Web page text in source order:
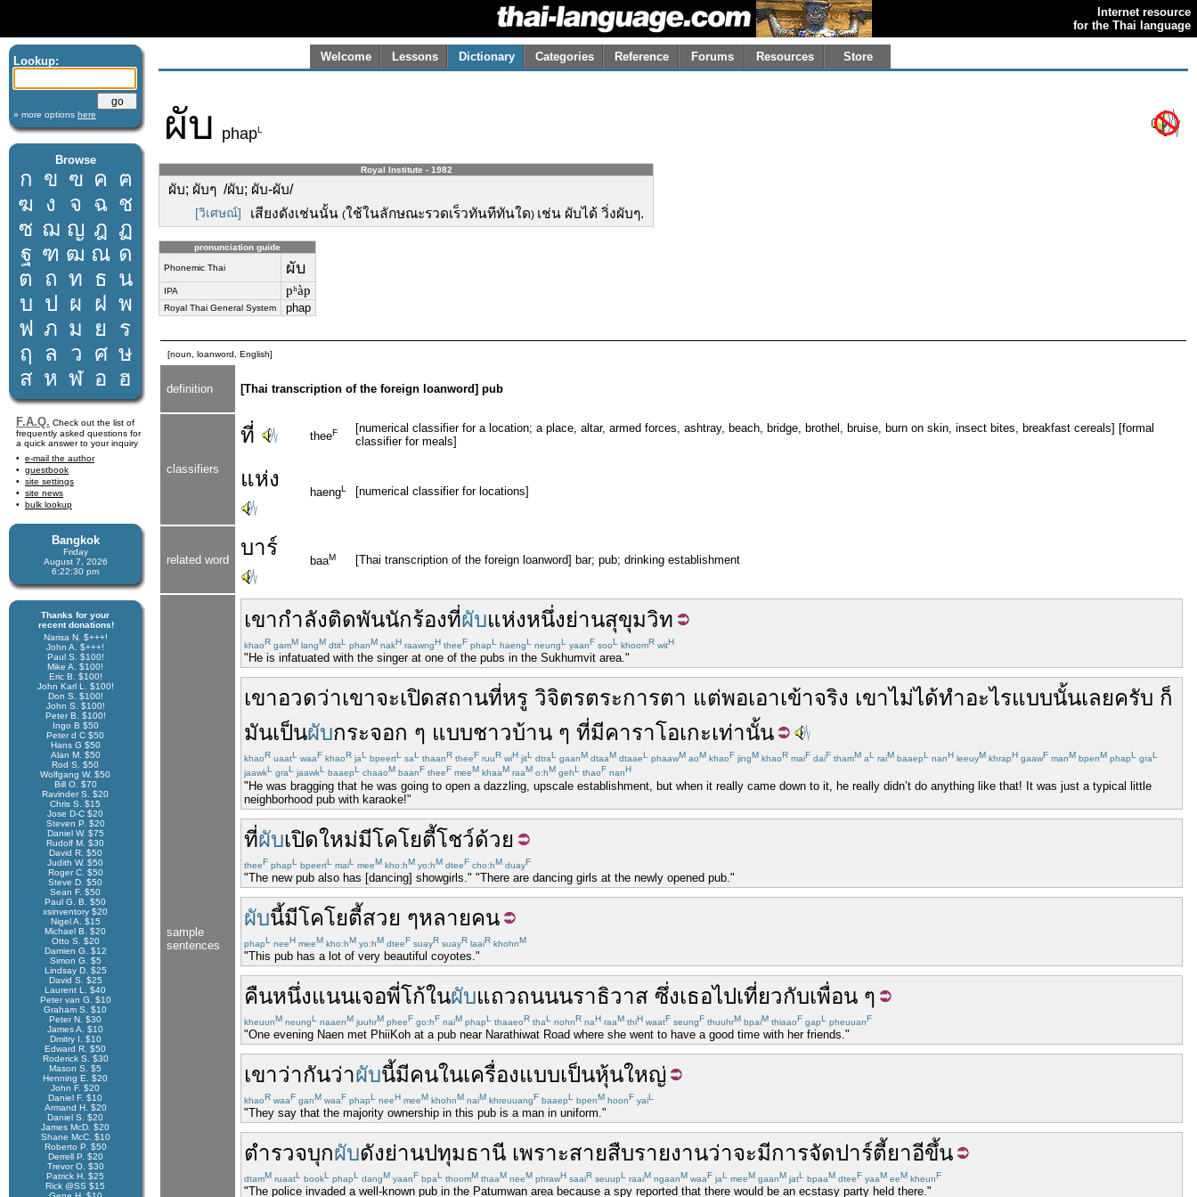
Internet resource
for the Thai language
Lookup:
» more options here
Browse
ก ข ฃ ค ฅ
ฆ ง จ ฉ ช
ซ ฌ ญ ฎ ฏ
ฐ ฑ ฒ ณ ด
ต ถ ท ธ น
บ ป ผ ฝ พ
ฟ ภ ม ย
ร
ฤ
ล ว ศ ษ
ส ห ฬ อ ฮ
F.A.Q. Check out the list of
frequently asked questions for
a quick answer to your inquiry
e-mail the author
guestbook
site settings
site news
bulk lookup
Bangkok
Friday
August 7, 2026
6:22:31 pm
Thanks for your
recent donations!
Narisa N. $+++!
John A. $+++!
Paul S. $100!
Mike A. $100!
Eric B. $100!
John Karl L. $100!
Don S. $100!
John S. $100!
Peter B. $100!
Ingo B $50
Peter d C $50
Hans G $50
Alan M. $50
Rod S. $50
Wolfgang W. $50
Bill O. $70
Ravinder S. $20
Chris S. $15
Jose D-C $20
Steven P. $20
Daniel W. $75
Rudolf M. $30
David R. $50
Judith W. $50
Roger C. $50
Steve D. $50
Sean F. $50
Paul G. B. $50
xsinventory $20
Nigel A. $15
Michael B. $20
Otto S. $20
Damien G. $12
Simon G. $5
Lindsay D. $25
David S. $25
Laurent L. $40
Peter van G. $10
Graham S. $10
Peter N. $30
James A. $10
Dmitry I. $10
Edward R. $50
Roderick S. $30
Mason S. $5
Henning E. $20
John F. $20
Daniel F. $10
Armand H. $20
Daniel S. $20
James McD. $20
Shane McC. $10
Roberto P. $50
Derrell P. $20
Trevor O. $30
Patrick H. $25
Rick @SS $15
Welcome Lessons Dictionary Categories Reference Forums Resources Store
ผับ phapL
Royal Institute - 1982
ผับ; ผับๆ /ผับ; ผับ-ผับ/
[วิเศษณ์] เสียงดังเช่นนั้น (ใช้ในลักษณะรวดเร็วทันทีทันใด) เช่น ผับได้ วิ่งผับๆ.
pronunciation guide
Phonemic Thai ผับ
IPA pʰàp
Royal Thai General System phap
[noun, loanword, English]
definition [Thai transcription of the foreign loanword] pub
classifiers
ที่ theeF
[numerical classifier for a location; a place, altar, armed forces, ashtray, beach, bridge, brothel, bruise, burn on skin, insect bites, breakfast cereals] [formal
classifier for meals]
แห่ง
haengL [numerical classifier for locations]
related word
บาร์
baaM [Thai transcription of the foreign loanword] bar; pub; drinking establishment
sample
sentences
เขากำลังติดพันนักร้องที่ผับแห่งหนึ่งย่านสุขุมวิท
khaoR gamM langM dtitL phanM nakH raawngH theeF phapL haengL neungL yaanF sooL khoomR witH
"He is infatuated with the singer at one of the pubs in the Sukhumvit area."
เขาอวดว่าเขาจะเปิดสถานที่หรู วิจิตรตระการตา แต่พอเอาเข้าจริง เขาไม่ได้ทำอะไรแบบนั้นเลยครับ ก็
มันเป็นผับกระจอก ๆ แบบชาวบ้าน ๆ ที่มีคาราโอเกะเท่านั้น
khaoR uaatL waaF khaoR jaL bpeertL saL thaanR theeF ruuR wiH jitL dtraL gaanM dtaaM dtaaeL phaawM aoM khaoF jingM khaoR maiF daiF thamM aL raiM baaepL nanH leeuyM khrapH gaawF manM bpenM phapL graL
jaawkL graL jaawkL baaepL chaaoM baanF theeF meeM khaaM raaM o:hM gehL thaoF nanH
"He was bragging that he was going to open a dazzling, upscale establishment, but when it really came down to it, he really didn’t do anything like that! It was just a typical little
neighborhood pub with karaoke!"
ที่ผับเปิดใหม่มีโคโยตี้โชว์ด้วย
theeF phapL bpeertL maiL meeM kho:hM yo:hM dteeF cho:hM duayF
"The new pub also has [dancing] showgirls." "There are dancing girls at the newly opened pub."
ผับนี้มีโคโยตี้สวย ๆหลายคน
phapL neeH meeM kho:hM yo:hM dteeF suayR suayR laaiR khohnM
"This pub has a lot of very beautiful coyotes."
คืนหนึ่งแนนเจอพี่โก้ในผับแถวถนนนราธิวาส ซึ่งเธอไปเที่ยวกับเพื่อน ๆ
kheuunM neungL naaenM juuhrM pheeF go:hF naiM phapL thaaeoR thaL nohnR naH raaM thiH waatF seungF thuuhrM bpaiM thiaaoF gapL pheuuanF
"One evening Naen met PhiiKoh at a pub near Narathiwat Road where she went to have a good time with her friends."
เขาว่ากันว่าผับนี้มีคนในเครื่องแบบเป็นหุ้นใหญ่
khaoR waaF ganM waaF phapL neeH meeM khohnM naiM khreuuangF baaepL bpenM hoonF yaiL
"They say that the majority ownership in this pub is a man in uniform."
ตำรวจบุกผับดังย่านปทุมธานี เพราะสายสืบรายงานว่าจะมีการจัดปาร์ตี้ยาอีขึ้น
dtamM ruaatL bookL phapL dangM yaanF bpaL thoomM thaaM neeM phrawH saaiR seuupL raaiM ngaanM waaF jaL meeM gaanM jatL bpaaM dteeF yaaM eeM kheunF
"The police invaded a well-known pub in the Patumwan area because a spy reported that there would be an ecstasy party held there."